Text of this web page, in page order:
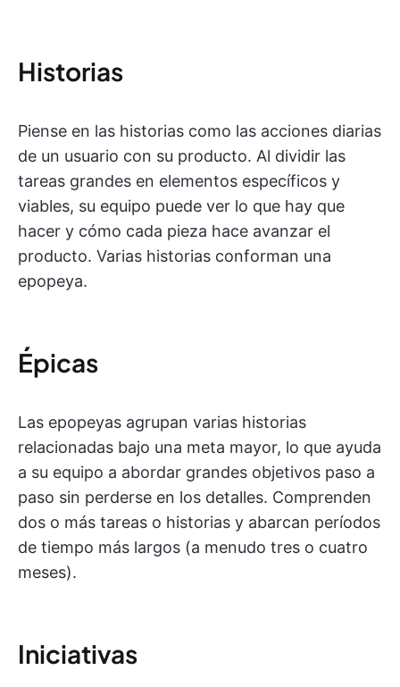
Historias
Piense en las historias como las acciones diarias
de un usuario con su producto. Al dividir las
tareas grandes en elementos específicos y
viables, su equipo puede ver lo que hay que
hacer y cómo cada pieza hace avanzar el
producto. Varias historias conforman una
epopeya.
Épicas
Las epopeyas agrupan varias historias
relacionadas bajo una meta mayor, lo que ayuda
a su equipo a abordar grandes objetivos paso a
paso sin perderse en los detalles. Comprenden
dos o más tareas o historias y abarcan períodos
de tiempo más largos (a menudo tres o cuatro
meses).
Iniciativas